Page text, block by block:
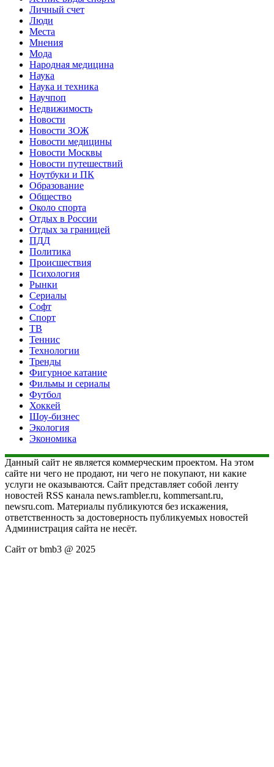
Личный счет
Люди
Места
Мнения
Мода
Народная медицина
Наука
Наука и техника
Научпоп
Недвижимость
Новости
Новости ЗОЖ
Новости медицины
Новости Москвы
Новости путешествий
Ноутбуки и ПК
Образование
Общество
Около спорта
Отдых в России
Отдых за границей
ПДД
Политика
Происшествия
Психология
Рынки
Сериалы
Софт
Спорт
ТВ
Теннис
Технологии
Тренды
Фигурное катание
Фильмы и сериалы
Футбол
Хоккей
Шоу-бизнес
Экология
Экономика
Данный сайт не является коммерческим проектом. На этом
сайте ни чего не продают, ни чего не покупают, ни какие
услуги не оказываются. Сайт представляет собой ленту
новостей RSS канала news.rambler.ru, kommersant.ru,
newsru.com. Материалы публикуются без искажения,
ответственность за достоверность публикуемых новостей
Администрация сайта не несёт.
Сайт от bmb3 @ 2025